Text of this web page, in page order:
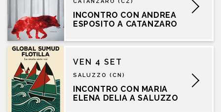
INCONTRO CON ANDREA
ESPOSITO A CATANZARO
VEN 4 SET
SALUZZO (CN)
INCONTRO CON MARIA
ELENA DELIA A SALUZZO